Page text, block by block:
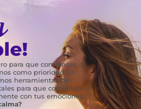
para que comiences a
como prioridad tu
herramientas de
para que comiences a
con tus emociones.